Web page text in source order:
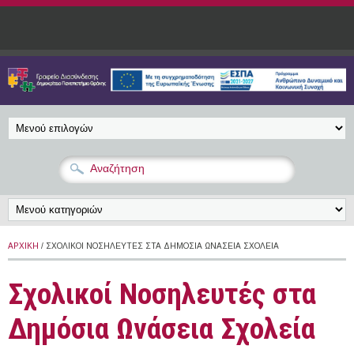
Παράκαμψη προς το κυρίως περιεχόμενο
ΑΡΧΙΚΉ / ΣΧΟΛΙΚΟΊ ΝΟΣΗΛΕΥΤΈΣ ΣΤΑ ΔΗΜΌΣΙΑ ΩΝΆΣΕΙΑ ΣΧΟΛΕΊΑ
Σχολικοί Νοσηλευτές στα
Δημόσια Ωνάσεια Σχολεία